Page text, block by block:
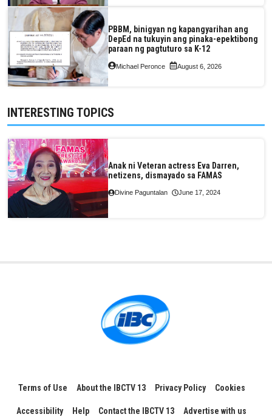
PBBM, binigyan ng kapangyarihan ang
DepEd na tukuyin ang pinaka-epektibong
paraan ng pagtuturo sa K-12
Michael Peronce August 6, 2026
INTERESTING TOPICS
Anak ni Veteran actress Eva Darren,
netizens, dismayado sa FAMAS
Divine Paguntalan June 17, 2024
Terms of Use About the IBCTV 13 Privacy Policy Cookies
Accessibility Help Contact the IBCTV 13 Advertise with us